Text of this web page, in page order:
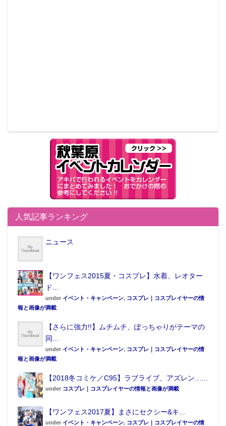
人気記事ランキング
ニュース
【ワンフェス2015夏・コスプレ】水着、レオター
ド...
under イベント・キャンペーン, コスプレ｜コスプレイヤーの情
報と画像が満載
【さらに強力!!】ムチムチ、ぽっちゃりがテーマの
同...
under イベント・キャンペーン, コスプレ｜コスプレイヤーの情
報と画像が満載
【2018冬コミケ／C95】ラブライブ、アズレン…...
under コスプレ｜コスプレイヤーの情報と画像が満載
【ワンフェス2017夏】まさにセクシー&キ...
under イベント・キャンペーン, コスプレ｜コスプレイヤーの情